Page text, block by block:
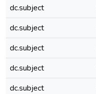
dc.subject
dc.subject
dc.subject
dc.subject
dc.subject